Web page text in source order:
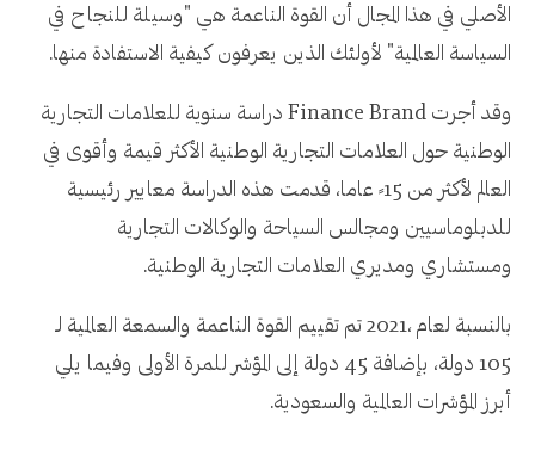
الأصلي في هذا المجال أن القوة الناعمة هي "وسيلة للنجاح في
السياسة العالمية" لأولئك الذين يعرفون كيفية الاستفادة منها.
وقد أجرت Finance Brand دراسة سنوية للعلامات التجارية
الوطنية حول العلامات التجارية الوطنية الأكثر قيمة وأقوى في
العالم لأكثر من 15 ً عاما، قدمت هذه الدراسة معايير رئيسية
للدبلوماسيين ومجالس السياحة والوكالات التجارية
ومستشاري ومديري العلامات التجارية الوطنية.
بالنسبة لعام ،2021 تم تقييم القوة الناعمة والسمعة العالمية لـ
105 دولة، بإضافة 45 دولة إلى المؤشر للمرة الأولى وفيما يلي
أبرز المؤشرات العالمية والسعودية.